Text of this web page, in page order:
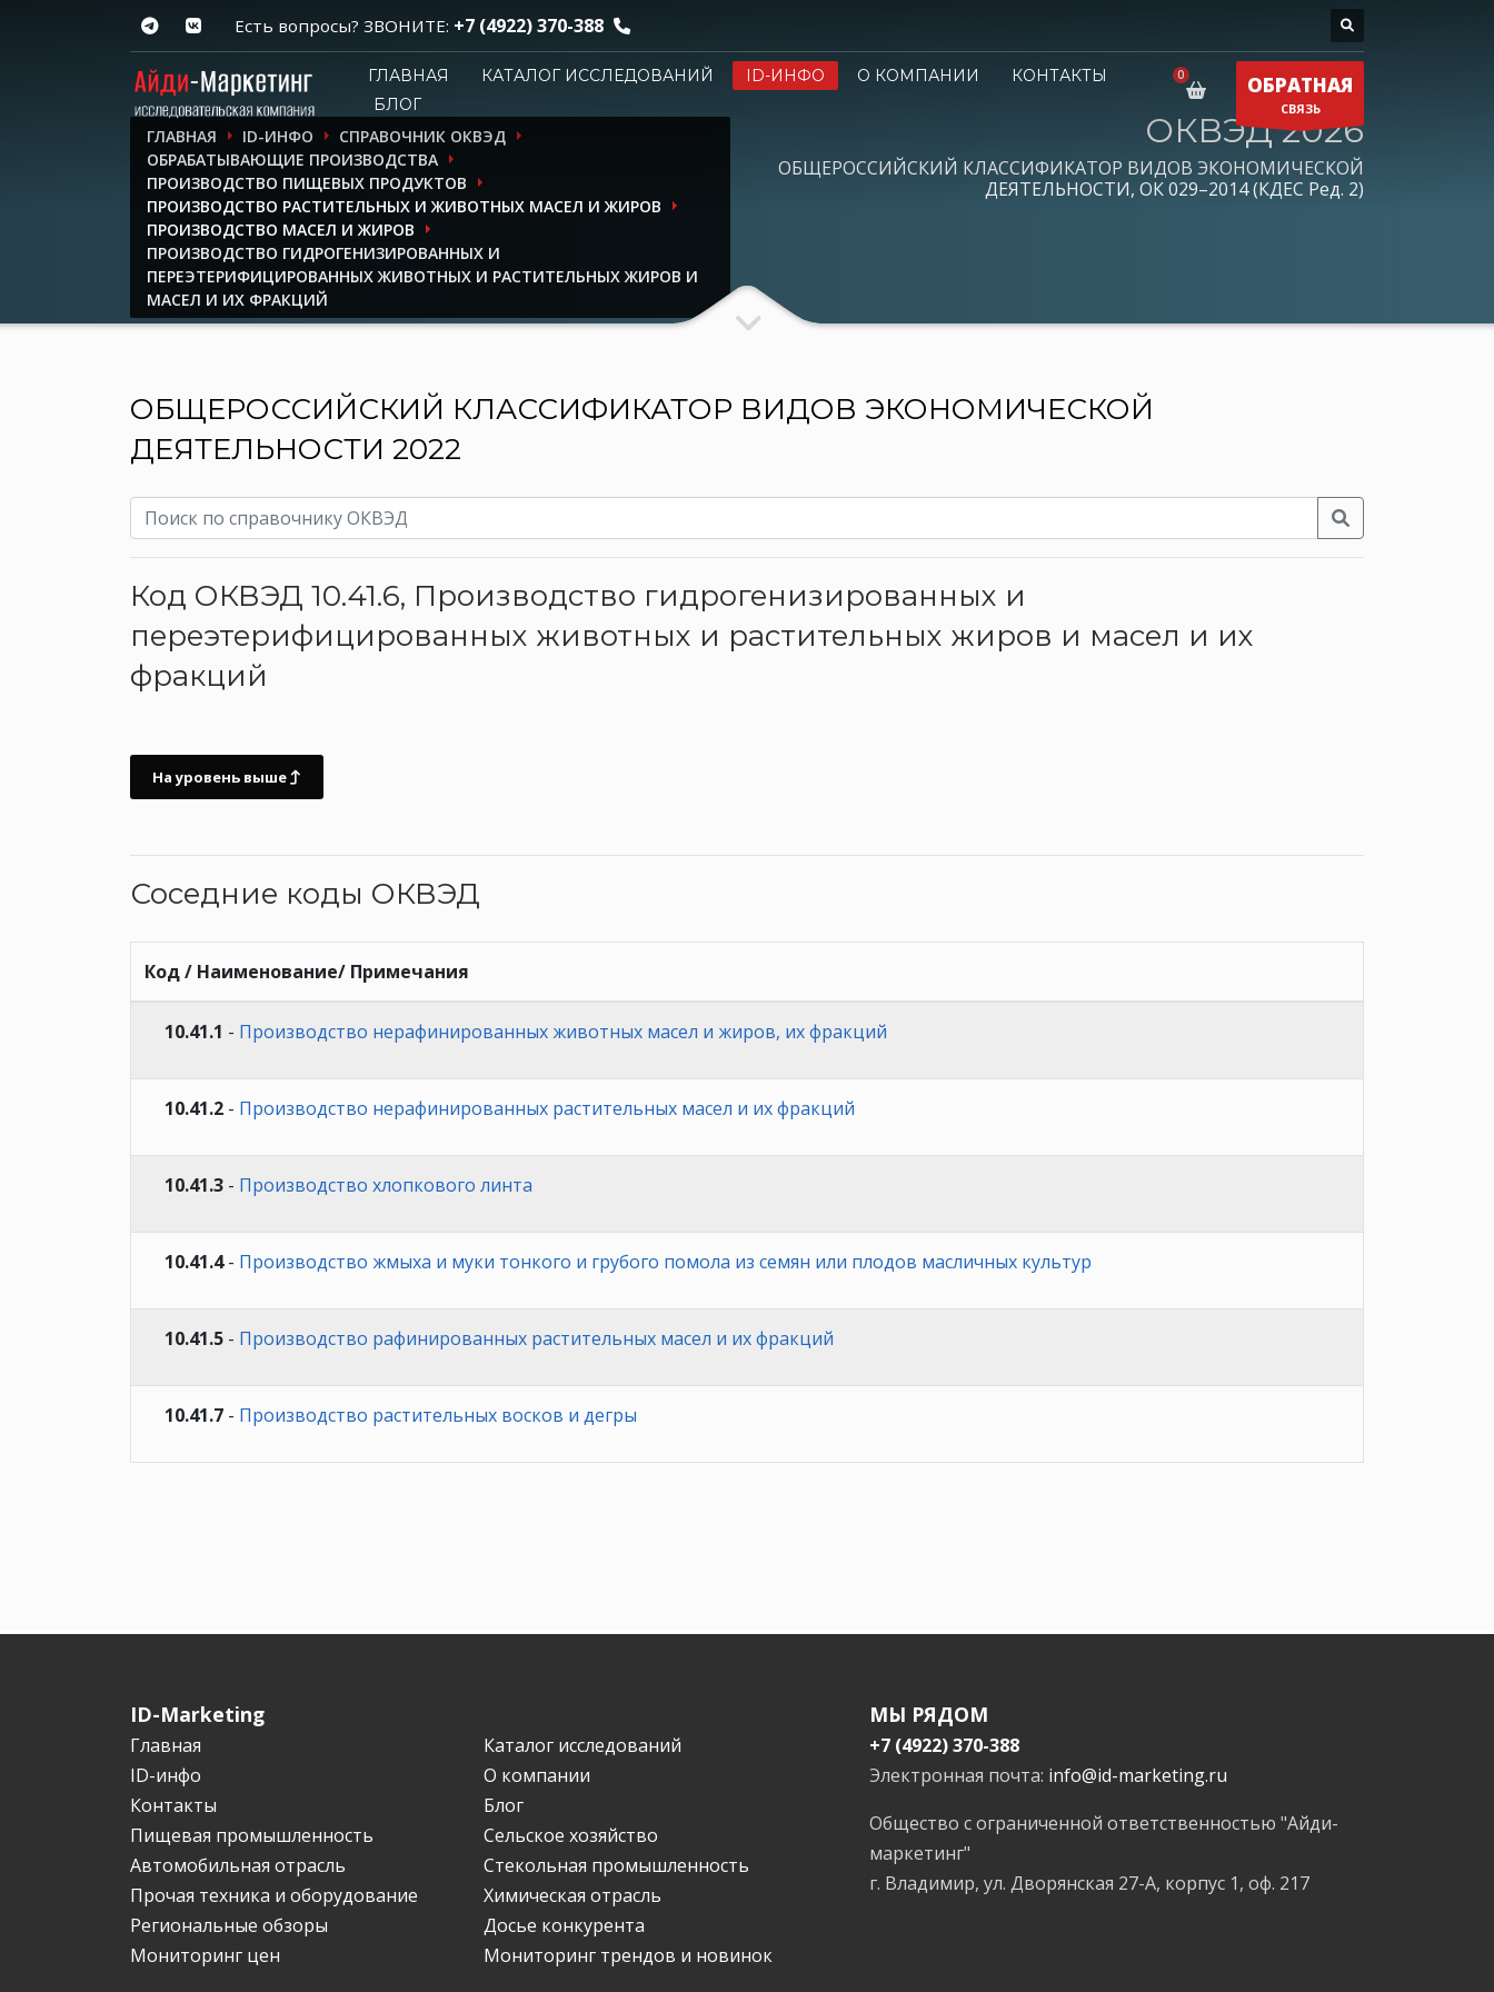
Есть вопросы? ЗВОНИТЕ: +7 (4922) 370-388
ГЛАВНАЯ КАТАЛОГ ИССЛЕДОВАНИЙ ID-ИНФО О КОМПАНИИ
КОНТАКТЫ
БЛОГ
ОБРАТНАЯ
СВЯЗЬ
ГЛАВНАЯ ID-ИНФО
СПРАВОЧНИК ОКВЭД
ОБРАБАТЫВАЮЩИЕ ПРОИЗВОДСТВА
ПРОИЗВОДСТВО ПИЩЕВЫХ ПРОДУКТОВ
ПРОИЗВОДСТВО РАСТИТЕЛЬНЫХ И ЖИВОТНЫХ МАСЕЛ И ЖИРОВ
ПРОИЗВОДСТВО МАСЕЛ И ЖИРОВ
ПРОИЗВОДСТВО ГИДРОГЕНИЗИРОВАННЫХ И
ПЕРЕЭТЕРИФИЦИРОВАННЫХ ЖИВОТНЫХ И РАСТИТЕЛЬНЫХ ЖИРОВ И
МАСЕЛ И ИХ ФРАКЦИЙ
ОКВЭД 2026
ОБЩЕРОССИЙСКИЙ КЛАССИФИКАТОР ВИДОВ ЭКОНОМИЧЕСКОЙ
ДЕЯТЕЛЬНОСТИ, ОК 029–2014 (КДЕС Ред. 2)
ОБЩЕРОССИЙСКИЙ КЛАССИФИКАТОР ВИДОВ ЭКОНОМИЧЕСКОЙ
ДЕЯТЕЛЬНОСТИ 2022
Код ОКВЭД 10.41.6, Производство гидрогенизированных и
переэтерифицированных животных и растительных жиров и масел и их
фракций
На уровень выше
Соседние коды ОКВЭД
Код / Наименование/ Примечания
10.41.1 - Производство нерафинированных животных масел и жиров, их фракций
10.41.2 - Производство нерафинированных растительных масел и их фракций
10.41.3 - Производство хлопкового линта
10.41.4- Производство жмыха и муки тонкого и грубого помола из семян или плодов масличных культур
10.41.5 - Производство рафинированных растительных масел и их фракций
10.41.7 - Производство растительных восков и дегры
ID-Marketing
Главная
Каталог исследований
ID-инфо
О компании
Контакты
Блог
Пищевая промышленность
Сельское хозяйство
Автомобильная отрасль
Стекольная промышленность
Прочая техника и оборудование
Химическая отрасль
Региональные обзоры
Досье конкурента
Мониторинг цен
Мониторинг трендов и новинок
МЫ РЯДОМ
+7 (4922) 370-388
Электронная почта: info@id-marketing.ru
Общество с ограниченной ответственностью "Айди-
маркетинг"
г. Владимир, ул. Дворянская 27-А, корпус 1, оф. 217